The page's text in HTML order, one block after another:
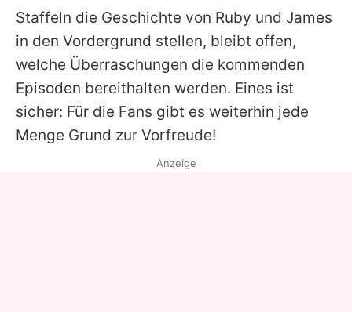
Staffeln die Geschichte von Ruby und James
in den Vordergrund stellen, bleibt offen,
welche Überraschungen die kommenden
Episoden bereithalten werden. Eines ist
sicher: Für die Fans gibt es weiterhin jede
Menge Grund zur Vorfreude!
Anzeige